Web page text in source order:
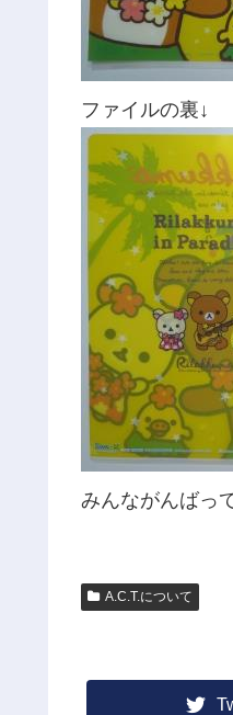
ファイルの裏↓
みんながんばっ
A.C.T.について